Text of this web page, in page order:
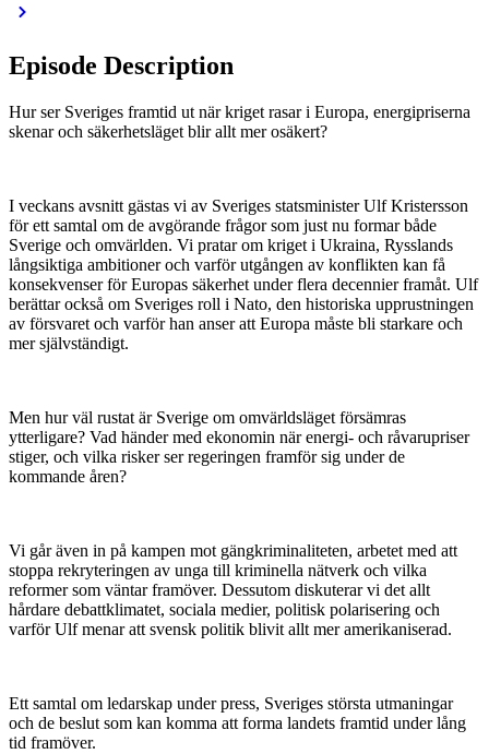
Episode Description
Hur ser Sveriges framtid ut när kriget rasar i Europa, energipriserna
skenar och säkerhetsläget blir allt mer osäkert?
I veckans avsnitt gästas vi av Sveriges statsminister Ulf Kristersson
för ett samtal om de avgörande frågor som just nu formar både
Sverige och omvärlden. Vi pratar om kriget i Ukraina, Rysslands
långsiktiga ambitioner och varför utgången av konflikten kan få
konsekvenser för Europas säkerhet under flera decennier framåt. Ulf
berättar också om Sveriges roll i Nato, den historiska upprustningen
av försvaret och varför han anser att Europa måste bli starkare och
mer självständigt.
Men hur väl rustat är Sverige om omvärldsläget försämras
ytterligare? Vad händer med ekonomin när energi- och råvarupriser
stiger, och vilka risker ser regeringen framför sig under de
kommande åren?
Vi går även in på kampen mot gängkriminaliteten, arbetet med att
stoppa rekryteringen av unga till kriminella nätverk och vilka
reformer som väntar framöver. Dessutom diskuterar vi det allt
hårdare debattklimatet, sociala medier, politisk polarisering och
varför Ulf menar att svensk politik blivit allt mer amerikaniserad.
Ett samtal om ledarskap under press, Sveriges största utmaningar
och de beslut som kan komma att forma landets framtid under lång
tid framöver.